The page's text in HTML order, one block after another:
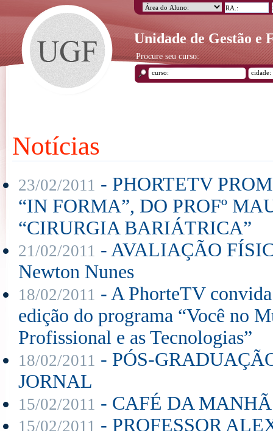
Unidade de Gestão e
Procure seu curso:
Notícias
23/02/2011 - PHORTETV
“IN FORMA”, DO PROFº
“CIRURGIA BARIÁTRICA”
21/02/2011 - AVALIAÇÃO
Newton Nunes
18/02/2011 - A PhorteTV
edição do programa “Você no
Profissional e as Tecnologias”
18/02/2011 - PÓS-
JORNAL
15/02/2011 - CAFÉ DA
15/02/2011 - PROFESSOR